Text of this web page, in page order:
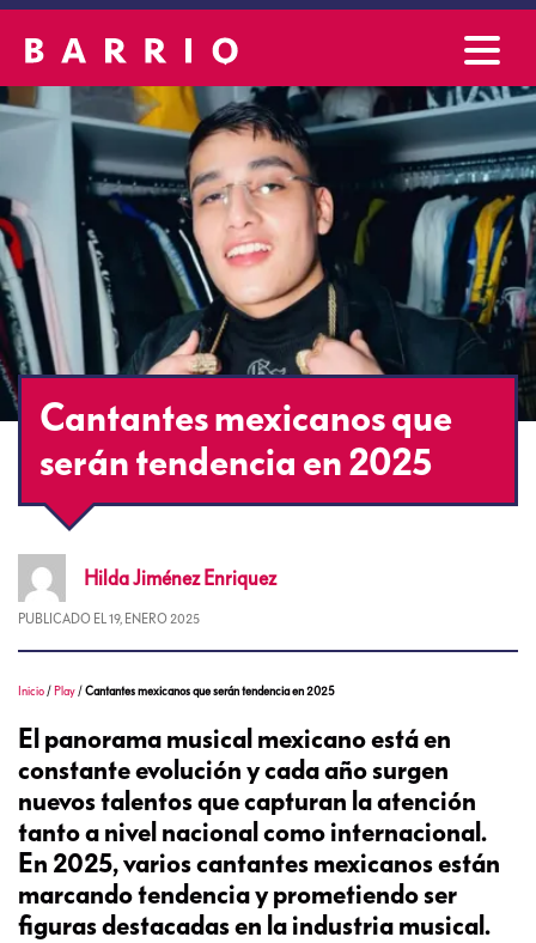
Cantantes mexicanos que
serán tendencia en 2025
HildaJiménez Enriquez
PUBLICADO EL 19, ENERO 2025
Inicio / Play /Cantantes mexicanos que serán tendencia en 2025
El panorama musical mexicano está en
constante evolución y cada año surgen
nuevos talentos que capturan la atención
tanto a nivel nacional como internacional.
En 2025, varios cantantes mexicanos están
marcando tendencia y prometiendo ser
figuras destacadas en la industria musical.